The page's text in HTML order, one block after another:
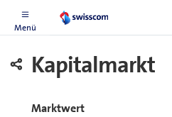
Menü
Kapitalmarkt
Marktwert